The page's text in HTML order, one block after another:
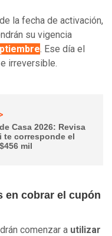
la fecha de activación,
su vigencia
. Ese día el
irreversible.
Casa 2026: Revisa
te corresponde el
mil
en cobrar el cupón
comenzar a utilizar